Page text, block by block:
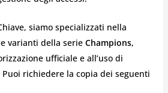
siamo specializzati nella
varianti della serie Champions,
ufficiale e all’uso di
richiedere la copia dei seguenti